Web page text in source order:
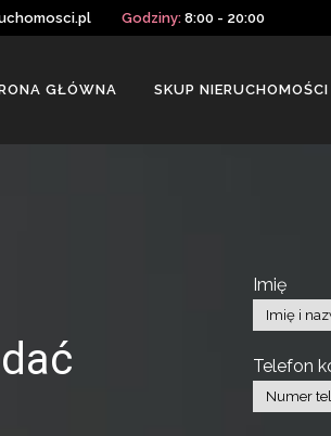
Godziny: 8:00 - 20:00
GŁÓWNA SKUP NIERUCHOMOŚCI
Imię
Telefon